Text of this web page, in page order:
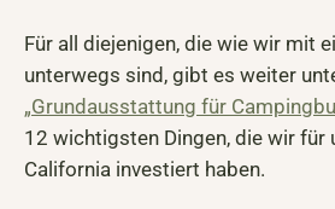
Für all diejenigen, die wie wir mit
unterwegs sind, gibt es weiter
„Grundausstattung für
12 wichtigsten Dingen, die wir für
California investiert haben.